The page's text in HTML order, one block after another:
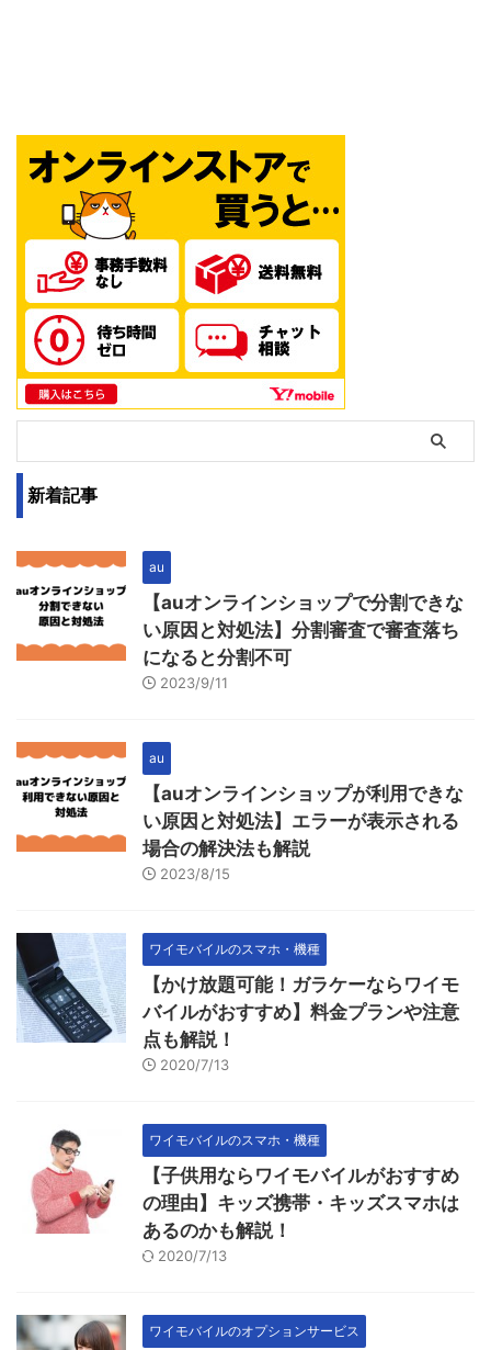
新着記事
au
【auオンラインショップで分割できな
い原因と対処法】分割審査で審査落ち
になると分割不可
2023/9/11
au
【auオンラインショップが利用できな
い原因と対処法】エラーが表示される
場合の解決法も解説
2023/8/15
ワイモバイルのスマホ・機種
【かけ放題可能！ガラケーならワイモ
バイルがおすすめ】料金プランや注意
点も解説！
2020/7/13
ワイモバイルのスマホ・機種
【子供用ならワイモバイルがおすすめ
の理由】キッズ携帯・キッズスマホは
あるのかも解説！
2020/7/13
ワイモバイルのオプションサービス